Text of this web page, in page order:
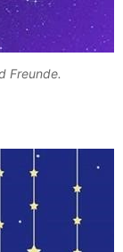
Freunde.